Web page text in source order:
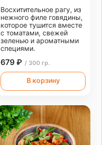
Восхитительное рагу, из
нежного филе говядины,
которое тушится вместе
с томатами, свежей
зеленью и ароматными
специями.
679 ₽ / 300 гр.
В корзину